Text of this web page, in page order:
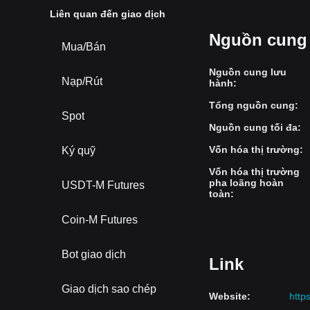
Liên quan đến giao dịch
Mua/Bán
Nạp/Rút
Spot
Ký quỹ
USDT-M Futures
Coin-M Futures
Bot giao dịch
Giao dịch sao chép
Nguồn
Nguồn cung lưu
hành:
Tổng nguồn cung:
Nguồn cung tối đa:
Vốn hóa thị trường:
Vốn hóa thị trường
pha loãng hoàn
toàn:
Link
Website: